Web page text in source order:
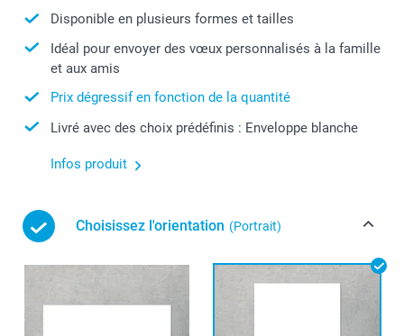
Disponible en plusieurs formes et tailles
Idéal pour envoyer des vœux personnalisés à la famille
et aux amis
Prix dégressif en fonction de la quantité
Livré avec des choix prédéfinis : Enveloppe blanche
Infos produit
Choisissez l'orientation (Portrait)